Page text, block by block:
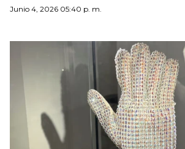
Junio 4, 2026 05:40 p. m.